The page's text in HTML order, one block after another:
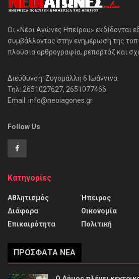
Οι «Νέοι Αγώνες Ηπείρου» εκδίδονται
συμβάλλοντας στην ενημέρωση της
πλούσια αρθρογραφία, ρεπορτάζ και
Διεύθυνση: Ζυγομάλλη 6 Ιωάννινα
Τηλ: 2651027627, 2651077466
Email: info@neoiagones.gr
Follow Us
Κατηγορίες
Αθλητισμός
Διάφορα
Επικαιρότητα
Ήπειρος
Οικονομία
Πολιτική
ΠΡΌΣΦΑΤΑ ΝΈΑ